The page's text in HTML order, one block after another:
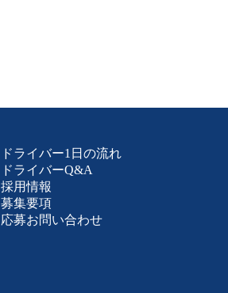
ドライバー1日の流れ
ドライバーQ&A
採用情報
募集要項
応募お問い合わせ